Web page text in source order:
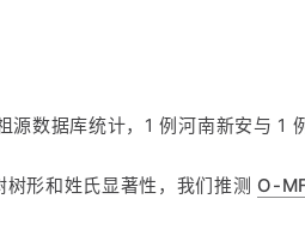
源数据库统计，1 例河南新安与 1
树形和姓氏显著性，我们推测 O-